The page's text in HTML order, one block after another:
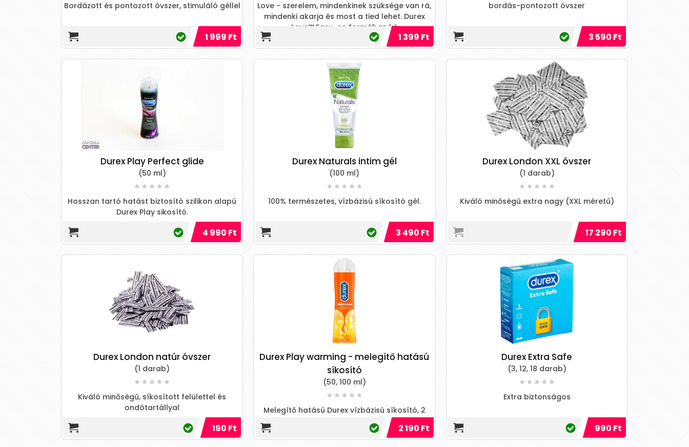
Bordázott és pontozott óvszer, stimuláló géllel
1 999 Ft
Love - szerelem, mindenkinek szüksége van rá,
mindenki akarja és most a tied lehet. Durex
Love™ Easy-on formában ké
1 399 Ft
bordás-pontozott óvszer
3 590 Ft
Durex Play Perfect glide
(50 ml)
Hosszan tartó hatást biztosító szilikon alapú
Durex Play sikosító.
4 990 Ft
Durex Naturals intim gél
(100 ml)
100% természetes, vízbázisú síkosító gél.
3 490 Ft
Durex London XXL óvszer
(1 darab)
Kiváló minőségű extra nagy (XXL méretű)
17 290 Ft
Durex London natúr óvszer
(1 darab)
Kiváló minőségű, síkosított felülettel és
ondótartállyal
190 Ft
Durex Play warming - melegítő hatású
síkosító
(50, 100 ml)
Melegítő hatású Durex vízbázisú síkosító, 2
2 190 Ft
Durex Extra Safe
(3, 12, 18 darab)
Extra biztonságos
990 Ft